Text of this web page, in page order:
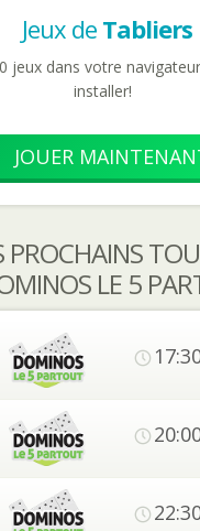
Jeux de Tabliers
jeux dans votre
installer!
JOUER
PROCHAINS
LE 5